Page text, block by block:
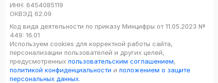
ИНН: 6454085119
ОКВЭД 62.09
Код вида деятельности по приказу Минцифры от 11.05.2023 №
449: 16.01
Используем cookies для корректной работы сайта,
персонализации пользователей и других целей,
предусмотренных пользовательским соглашением,
политикой конфиденциальности и положением о защите
персональных данных.